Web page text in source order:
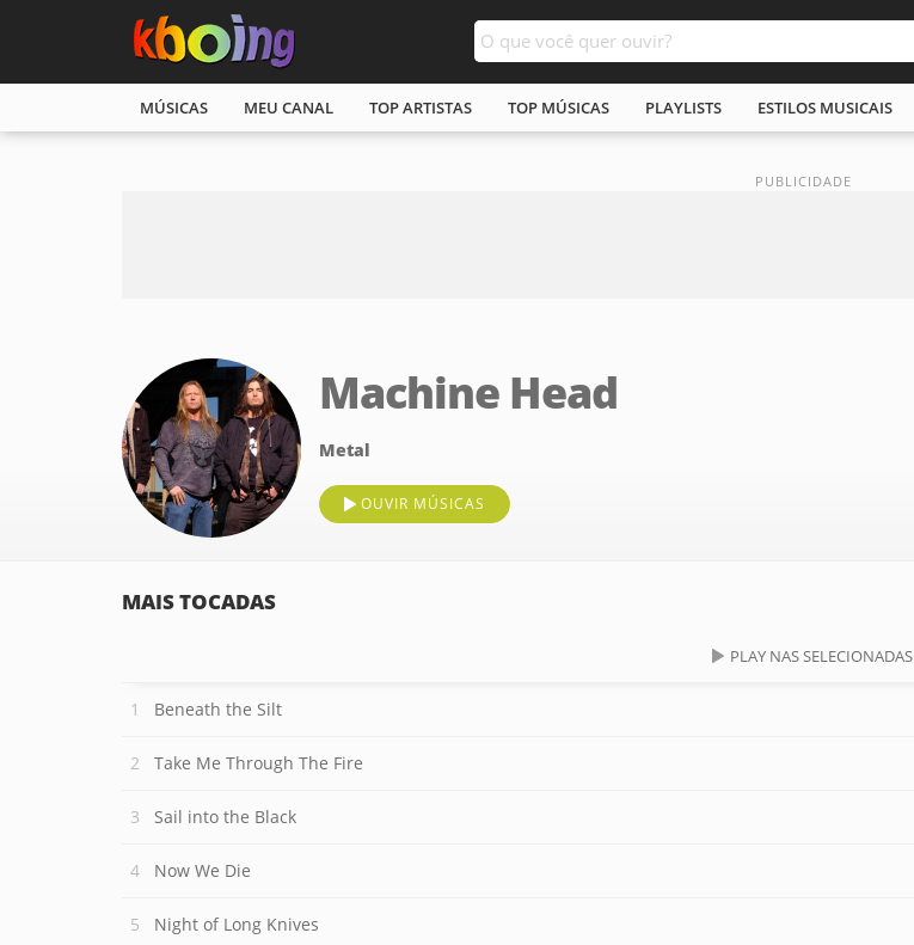
MÚSICAS MEU CANAL TOP ARTISTAS TOP MÚSICAS PLAYLISTS ESTILOS MUSICAIS
Machine Head
Metal
OUVIR MÚSICAS
MAIS TOCADAS
PLAY NAS SELECIONADAS
Beneath the Silt
Take Me Through The Fire
Sail into the Black
Now We Die
Night of Long Knives